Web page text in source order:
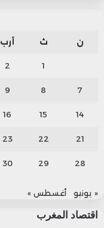
ن ث أرب
1
2
7
8
9
14
15
16
21
22
23
28
29
30
« يونيو أغسطس »
اقتصاد المغرب